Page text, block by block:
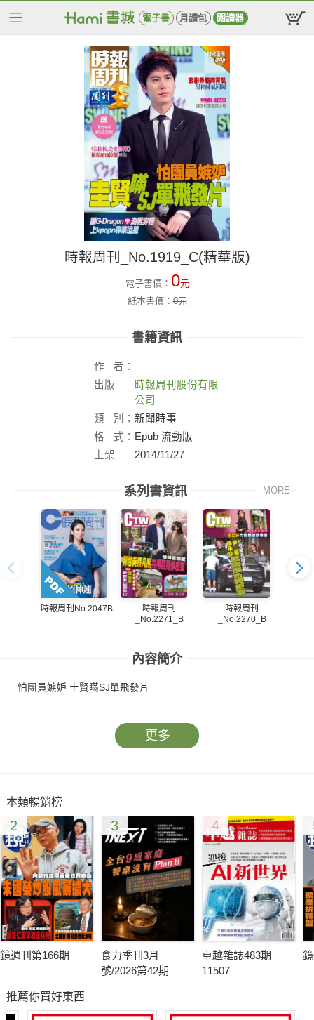
電子書 月讀包 閱讀器
時報周刊_No.1919_C(精華版)
電子書價： 0元
紙本書價：0元
書籍資訊
作
者：
出版
時報周刊股份有限
公司
類
別： 新聞時事
格
式： Epub 流動版
上架
2014/11/27
系列書資訊 MORE
時報周刊No.2047B
時報周刊
_No.2271_B
時報周刊
_No.2270_B
內容簡介
怕團員嫉妒 圭賢瞞SJ單飛發片
更多
本類暢銷榜
2
鏡週刊第166期
3
食力季刊3月
號/2026第42期
4
卓越雜誌483期
11507
推薦你買好東西